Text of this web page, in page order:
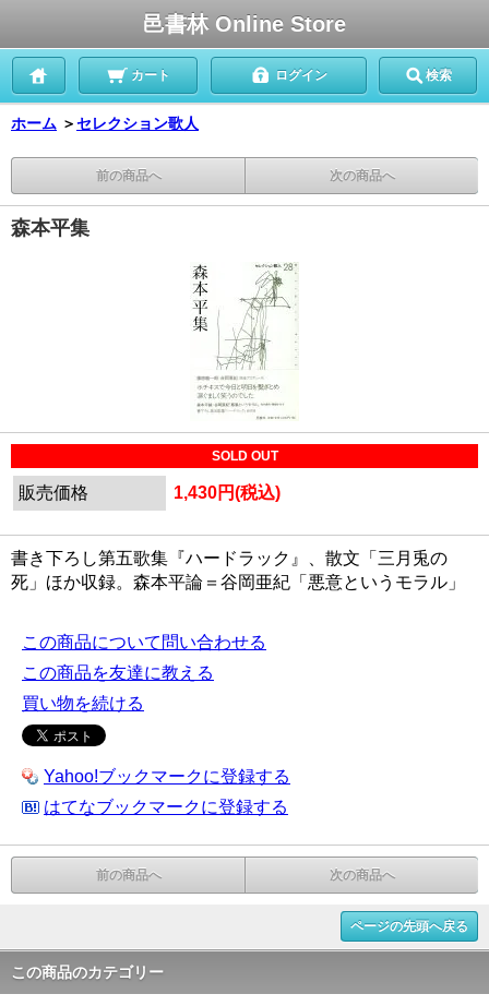
邑書林 Online Store
カート ログイン 検索
ホーム ＞セレクション歌人
前の商品へ 次の商品へ
森本平集
SOLD OUT
販売価格 1,430円(税込)
書き下ろし第五歌集『ハードラック』、散文「三月兎の
死」ほか収録。森本平論＝谷岡亜紀「悪意というモラル」
この商品について問い合わせる
この商品を友達に教える
買い物を続ける
Yahoo!ブックマークに登録する
はてなブックマークに登録する
前の商品へ 次の商品へ
ページの先頭へ戻る
この商品のカテゴリー